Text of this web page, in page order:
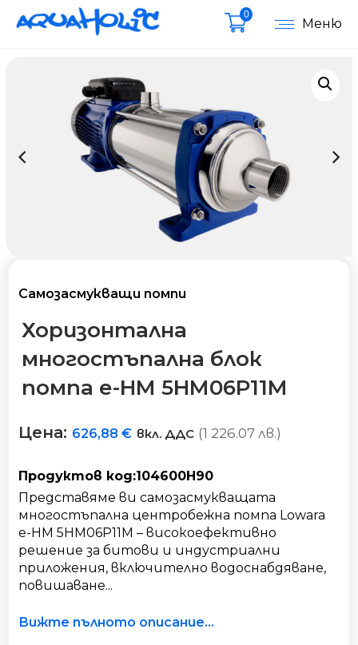
Меню
0
Самозасмукващи помпи
Хоризонталнa
многостъпална блок
помпa е-HM 5HM06P11M
Цена: 626,88€ вкл. ДДС (1 226.07 лв.)
Продуктов код:104600H90
Представяме ви самозасмукващата
многостъпална центробежна помпа Lowara
e-HM 5HM06P11M – високоефективно
решение за битови и индустриални
приложения, включително водоснабдяване,
повишаване...
Вижте пълното описание...